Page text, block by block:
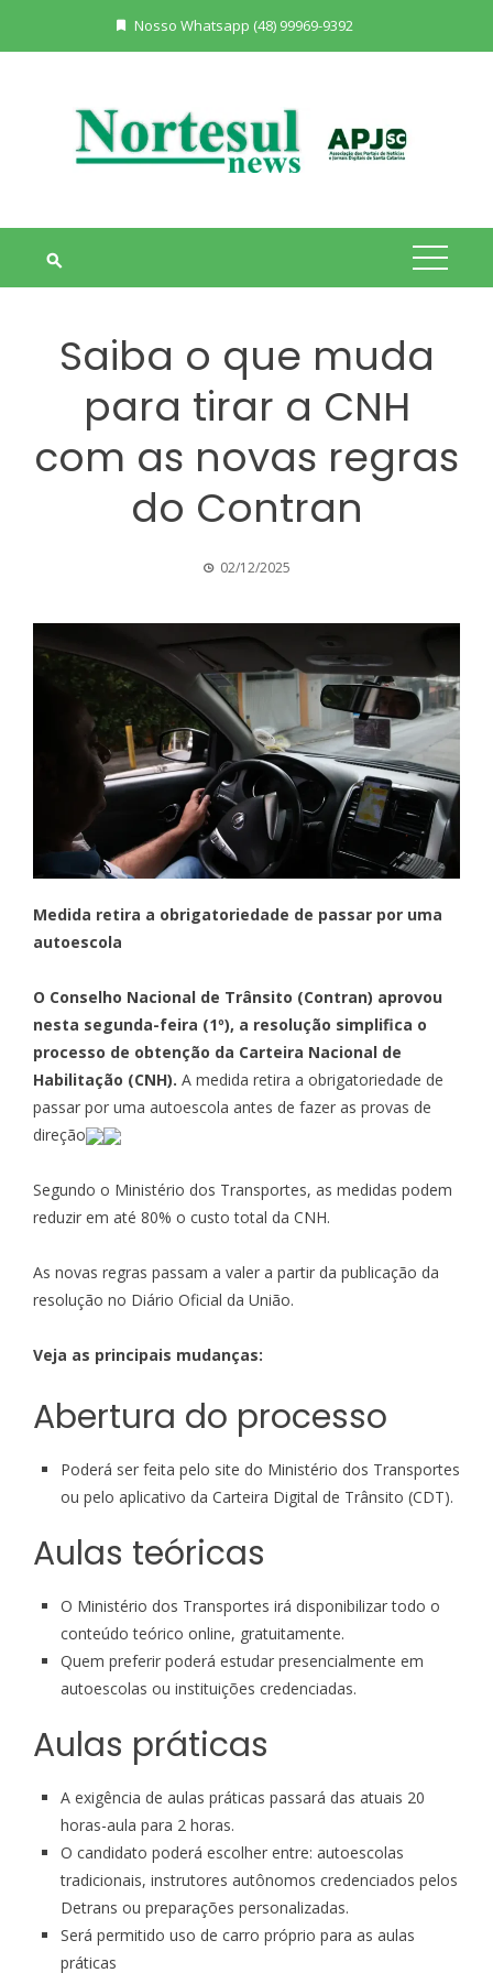
Nosso Whatsapp (48) 99969-9392
Saiba o que muda
para tirar a CNH
com as novas regras
do Contran
02/12/2025
Medida retira a obrigatoriedade de passar por uma
autoescola
O Conselho Nacional de Trânsito (Contran) aprovou
nesta segunda-feira (1º), a resolução simplifica o
processo de obtenção da Carteira Nacional de
Habilitação (CNH). A medida retira a obrigatoriedade de
passar por uma autoescola antes de fazer as provas de
direção
Segundo o Ministério dos Transportes, as medidas podem
reduzir em até 80% o custo total da CNH.
As novas regras passam a valer a partir da publicação da
resolução no Diário Oficial da União.
Veja as principais mudanças:
Abertura do processo
Poderá ser feita pelo site do Ministério dos Transportes
ou pelo aplicativo da Carteira Digital de Trânsito (CDT).
Aulas teóricas
O Ministério dos Transportes irá disponibilizar todo o
conteúdo teórico online, gratuitamente.
Quem preferir poderá estudar presencialmente em
autoescolas ou instituições credenciadas.
Aulas práticas
A exigência de aulas práticas passará das atuais 20
horas-aula para 2 horas.
O candidato poderá escolher entre: autoescolas
tradicionais, instrutores autônomos credenciados pelos
Detrans ou preparações personalizadas.
Será permitido uso de carro próprio para as aulas
práticas